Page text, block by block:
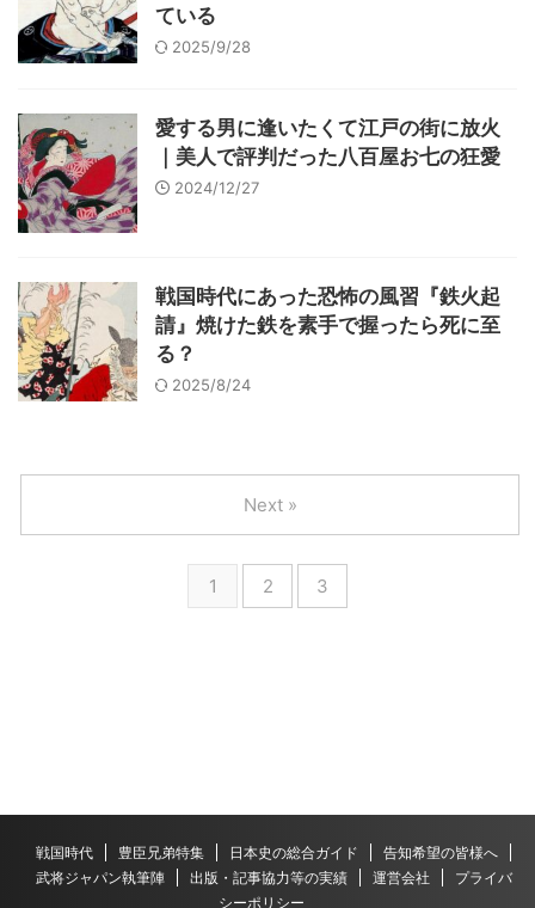
ている
2025/9/28
愛する男に逢いたくて江戸の街に放火
｜美人で評判だった八百屋お七の狂愛
2024/12/27
戦国時代にあった恐怖の風習『鉄火起
請』焼けた鉄を素手で握ったら死に至
る？
2025/8/24
1 2 3
Next »
戦国時代 豊臣兄弟特集 日本史の総合ガイド
告知希望の皆様へ
武将ジャパン執筆陣
出版・記事協力等の実績 運営会社
プライバ
シーポリシー